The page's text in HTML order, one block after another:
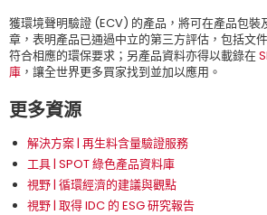
獲環境聲明驗證 (ECV) 的產品，將可在產品包裝
章，表明產品已通過中立的第三方評估，包括文
符合相應的環保要求；另產品資料亦得以載錄在
庫 ，讓全世界更多買家找到並加以應用。
更多資源
解決方案 | 再生料含量驗證服務
工具 | SPOT 綠色產品資料庫
視野 | 循環經濟的建議與觀點
視野 | 取得 IDC 的 ESG 研究報告